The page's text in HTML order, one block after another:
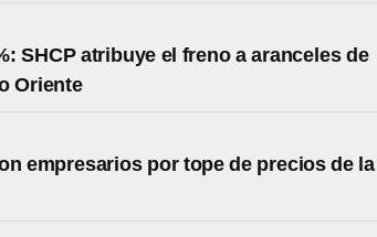
SHCP atribuye el freno a aranceles de
Oriente
empresarios por tope de precios de la